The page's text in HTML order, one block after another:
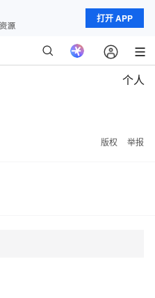
打开 APP
个人
版权 举报